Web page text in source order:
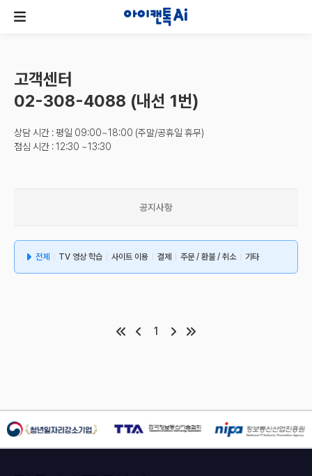
고객센터
02-308-4088 (내선 1번)
상담 시간 : 평일 09:00~18:00 (주말/공휴일 휴무)
점심 시간 : 12:30 ~13:30
공지사항
전체 TV 영상 학습 사이트 이용 결제 주문 / 환불 / 취소 기타
1